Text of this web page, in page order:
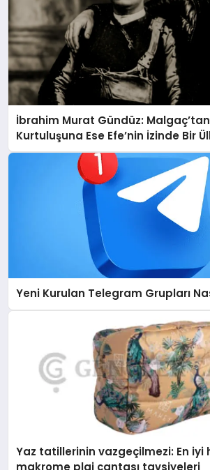
İbrahim Murat Gündüz: Malgaç’tan
Kurtuluşuna Ese Efe’nin İzinde Bir
Yeni Kurulan Telegram Grupları
Yaz tatillerinin vazgeçilmezi: En iyi
makrome plaj çantası tavsiyeleri